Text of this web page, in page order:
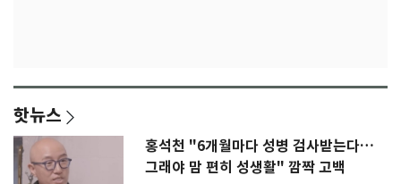
핫뉴스
홍석천 "6개월마다 성병 검사받는다…
그래야 맘 편히 성생활" 깜짝 고백